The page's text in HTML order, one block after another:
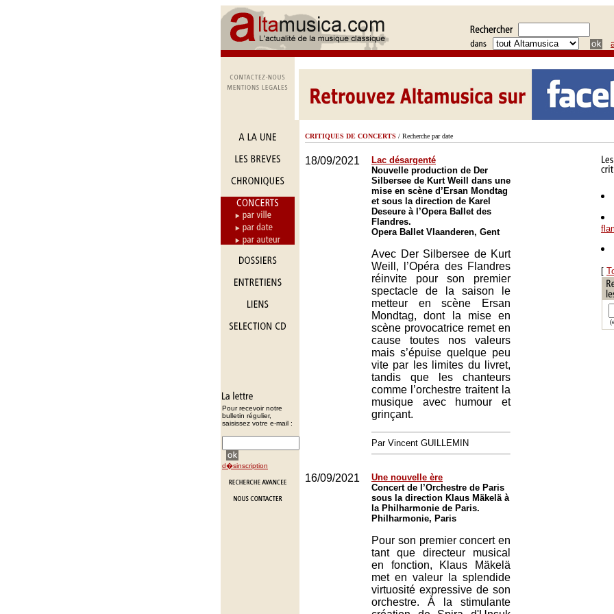
Pour recevoir notre
bulletin régulier,
saisissez votre e-mail :
d�sinscription
CRITIQUES DE CONCERTS / Recherche par date
18/09/2021
Lac désargenté
Nouvelle production de Der
Silbersee de Kurt Weill dans une
mise en scène d’Ersan Mondtag
et sous la direction de Karel
Deseure à l’Opera Ballet des
Flandres.
Opera Ballet Vlaanderen, Gent
Avec Der Silbersee de Kurt
Weill, l’Opéra des Flandres
réinvite pour son premier
spectacle de la saison le
metteur en scène Ersan
Mondtag, dont la mise en
scène provocatrice remet en
cause toutes nos valeurs
mais s’épuise quelque peu
vite par les limites du livret,
tandis que les chanteurs
comme l’orchestre traitent la
musique avec humour et
grinçant.
Par Vincent GUILLEMIN
16/09/2021
Une nouvelle ère
Concert de l’Orchestre de Paris
sous la direction Klaus Mäkelä à
la Philharmonie de Paris.
Philharmonie, Paris
Pour son premier concert en
tant que directeur musical
en fonction, Klaus Mäkelä
met en valeur la splendide
virtuosité expressive de son
orchestre. À la stimulante
[